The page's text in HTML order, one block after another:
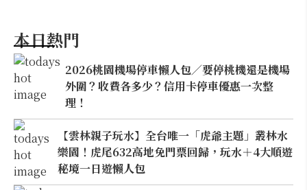
本日熱門
2026桃園機場停車懶人包／要停桃機還是機場
外圍？收費各多少？信用卡停車優惠一次整
理！
【雲林親子玩水】全台唯一「虎爺主題」叢林水
樂園！虎尾632高地免門票回歸，玩水＋4大順遊
秘境一日遊懶人包